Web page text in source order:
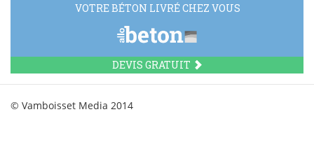
VOTRE BÉTON LIVRÉ CHEZ VOUS
DEVIS GRATUIT
© Vamboisset Media 2014